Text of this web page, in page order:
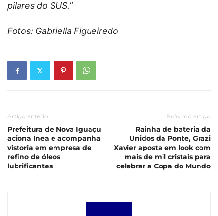
pilares do SUS.”
Fotos: Gabriella Figueiredo
Artigo anterior
Prefeitura de Nova Iguaçu
aciona Inea e acompanha
vistoria em empresa de
refino de óleos
lubrificantes
Próximo artigo
Rainha de bateria da
Unidos da Ponte, Grazi
Xavier aposta em look com
mais de mil cristais para
celebrar a Copa do Mundo